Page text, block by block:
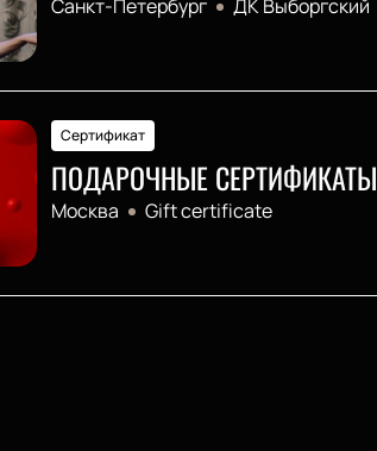
Санкт-Петербург ДК Выборгский
Сертификат
ПОДАРОЧНЫЕ СЕРТИФИКАТЫ
Москва Gift certificate